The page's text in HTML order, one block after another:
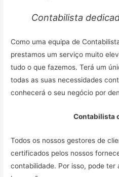
Contabilista
Como uma equipa de
prestamos um serviço muito
tudo o que fazemos. Terá um
todas as suas necessidades
conhecerá o seu negócio por
Contabilista
Todos os nossos gestores de
certificados pelos nossos
contabilidade. Por isso, pode ter